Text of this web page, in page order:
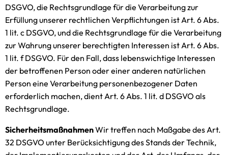
DSGVO, die Rechtsgrundlage für die Verarbeitung zur
Erfüllung unserer rechtlichen Verpflichtungen ist Art. 6 Abs.
1 lit. c DSGVO, und die Rechtsgrundlage für die Verarbeitung
zur Wahrung unserer berechtigten Interessen ist Art. 6 Abs.
1 lit. f DSGVO. Für den Fall, dass lebenswichtige Interessen
der betroffenen Person oder einer anderen natürlichen
Person eine Verarbeitung personenbezogener Daten
erforderlich machen, dient Art. 6 Abs. 1 lit. d DSGVO als
Rechtsgrundlage.
SicherheitsmaßnahmenWir treffen nach Maßgabe des Art.
32 DSGVO unter Berücksichtigung des Stands der Technik,